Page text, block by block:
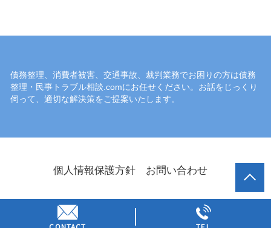
債務整理、消費者被害、交通事故、裁判業務でお困りの方は債務
整理・民事トラブル相談.comにお任せください。お話をじっくり
伺って、適切な解決策をご提案いたします。
個人情報保護方針 お問い合わせ
© 債務整理・民事トラブル相談.com